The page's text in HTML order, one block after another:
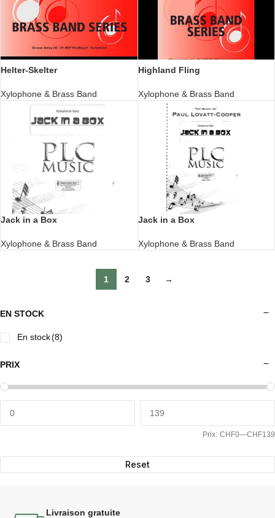
EN STOCK
En stock(8)
PRIX
Prix: CHF0—CHF139
Reset
Helter-Skelter
Xylophone & Brass Band
Highland Fling
Xylophone & Brass Band
Jack in a Box
Xylophone & Brass Band
Jack in a Box
Xylophone & Brass Band
1 2 3 →
Livraison gratuite